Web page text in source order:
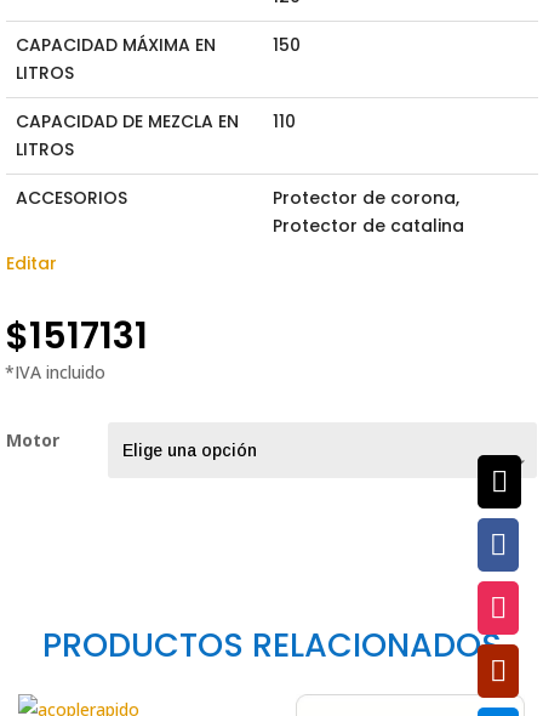




Editar
CAPACIDAD MÁXIMA EN
LITROS
150
CAPACIDAD DE MEZCLA EN
LITROS
110
ACCESORIOS
Protector de corona,
Protector de catalina
$1517131
Motor
PRODUCTOS RELACIONADOS